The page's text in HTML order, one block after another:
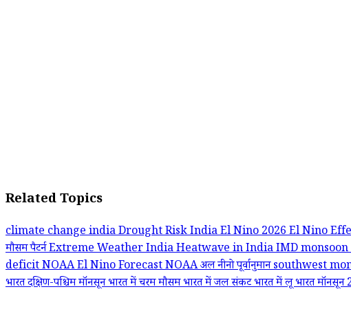
Related Topics
climate change indiaDrought Risk IndiaEl Nino 2026El Nino
मौसम पैटर्नExtreme Weather IndiaHeatwave in IndiaIMD
deficitNOAA El Nino ForecastNOAA अल नीनो पूर्वानुमानsouthwest
भारतदक्षिण-पश्चिम मॉनसूनभारत में चरम मौसमभारत में जल संकटभारत में लूभारत